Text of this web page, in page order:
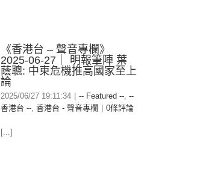
《香港台 – 聲音專欄》
2025-06-27｜ 明報筆陣 葉
蔭聰: 中東危機推高國家至上
論
2025/06/27 19:11:34 -- Featured --, --
香港台 --, 香港台 - 聲音專欄 0條評論
[...]